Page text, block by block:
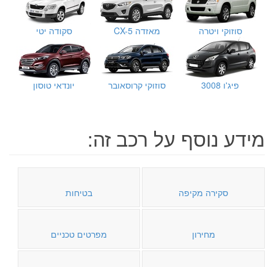
סוזוקי ויטרה מאזדה CX-5 סקודה יטי
פיג'ו 3008 סוזוקי קרוסאובר יונדאי טוסון
מידע נוסף על רכב זה:
סקירה מקיפה בטיחות
מחירון מפרטים טכניים